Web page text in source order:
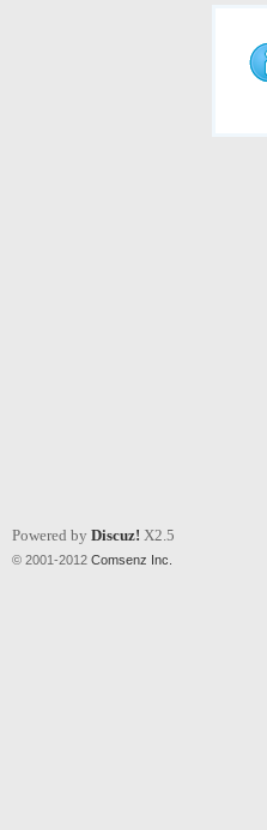
Powered by Discuz! X2.5
© 2001-2012 Comsenz Inc.